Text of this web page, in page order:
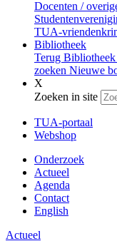
Docenten /
TUA-
Bibliotheek
Terug Bibliotheek
zoeken Nieuwe
X
Zoeken in site
TUA-portaal
Webshop
Onderzoek
Actueel
Agenda
Contact
English
Actueel